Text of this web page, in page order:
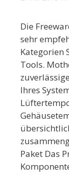
Die
sehr
Kategorien
Tools.
Ihres
Paket Das